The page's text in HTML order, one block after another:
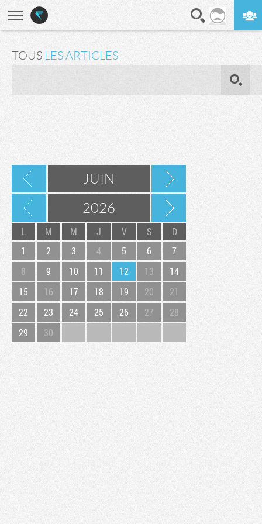
TOUS LES ARTICLES
JUIN
2026
L M M J V S
D
1
2 3 4 5 6
7
8
9 10 11 12 13
14
15
16 17 18 19 20
21
22
23 24 25 26 27
28
29
30